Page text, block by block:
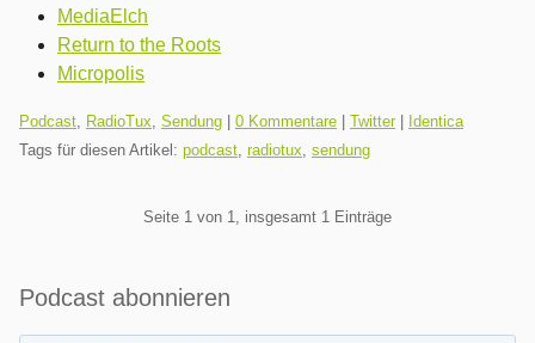
MediaElch
Return to the Roots
Micropolis
Kategorien:
Podcast, RadioTux, Sendung 0 Kommentare Twitter|
Identica
Tags für diesen Artikel: podcast, radiotux, sendung
Seite 1 von 1, insgesamt 1 Einträge
Seitenleiste
Podcast abonnieren